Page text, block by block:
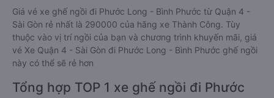
Giá vé xe ghế ngồi đi Phước Long - Bình Phước từ Quận 4 -
Sài Gòn rẻ nhất là 290000 của hãng xe Thành Công. Tùy
thuộc vào vị trí ngồi của bạn và chương trình khuyến mãi, giá
vé Xe Quận 4 - Sài Gòn đi Phước Long - Bình Phước ghế ngồi
này có thể sẽ rẻ hơn
Tổng hợp TOP 1 xe ghế ngồi đi Phước